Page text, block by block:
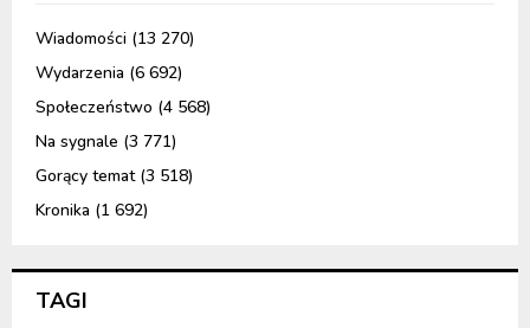
Wiadomości (13 270)
Wydarzenia (6 692)
Społeczeństwo (4 568)
Na sygnale (3 771)
Gorący temat(3 518)
Kronika (1 692)
TAGI